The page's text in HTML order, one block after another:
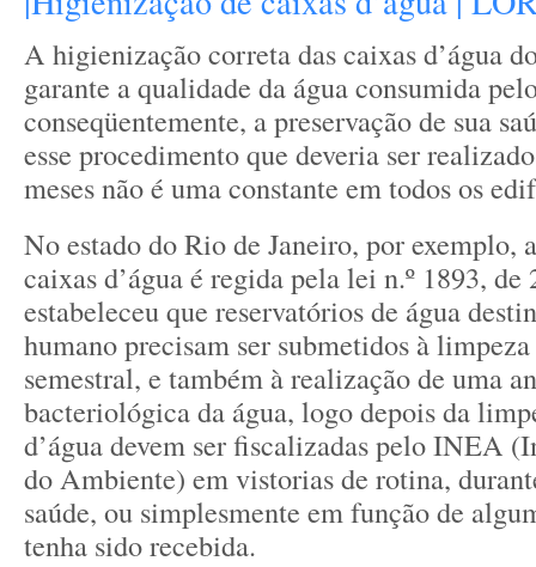
A higienização correta das caixas d’água
garante a qualidade da água consumida
conseqüentemente, a preservação de sua
esse procedimento que deveria ser
meses não é uma constante em todos os
No estado do Rio de Janeiro, por exemplo,
caixas d’água é regida pela lei n.º 1893,
estabeleceu que reservatórios de água
humano precisam ser submetidos à
semestral, e também à realização de uma
bacteriológica da água, logo depois da
d’água devem ser fiscalizadas pelo INEA
do Ambiente) em vistorias de rotina,
saúde, ou simplesmente em função de
tenha sido recebida.